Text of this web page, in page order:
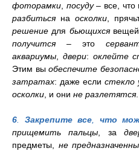
фоторамки, посуду– все,
разбиться на осколки,
решение для бьющихся
получится– это
аквариумы, двери: оклейте
Этим вы обеспечите
затратах: даже если стекло
осколки, и они не разлетятся.
6. Закрепите все, что
прищемить пальцы, за
предметы, не